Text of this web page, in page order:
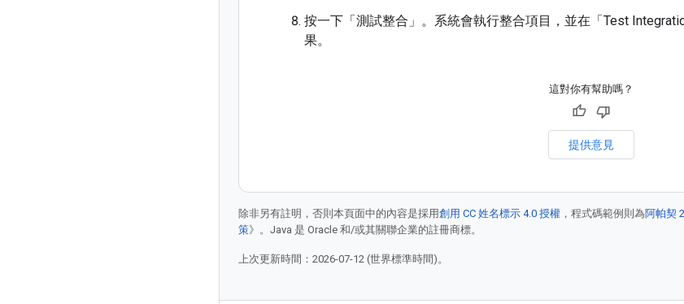
按一下「測試整合」 。系統會執行整合項目，並在「Test
果。
這對你有幫助嗎？
提供意見
除非另有註明，否則本頁面中的內容是採用創用 CC 姓名標示 4.0 授權 ，程式碼範例則為阿帕契
策》。Java 是 Oracle 和/或其關聯企業的註冊商標。
上次更新時間：2026-07-12 (世界標準時間)。